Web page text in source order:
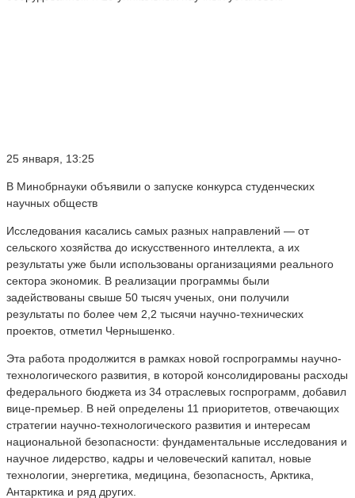
25 января, 13:25
В Минобрнауки объявили о запуске конкурса студенческих
научных обществ
Исследования касались самых разных направлений — от
сельского хозяйства до искусственного интеллекта, а их
результаты уже были использованы организациями реального
сектора экономик. В реализации программы были
задействованы свыше 50 тысяч ученых, они получили
результаты по более чем 2,2 тысячи научно-технических
проектов, отметил Чернышенко.
Эта работа продолжится в рамках новой госпрограммы научно-
технологического развития, в которой консолидированы расходы
федерального бюджета из 34 отраслевых госпрограмм, добавил
вице-премьер. В ней определены 11 приоритетов, отвечающих
стратегии научно-технологического развития и интересам
национальной безопасности: фундаментальные исследования и
научное лидерство, кадры и человеческий капитал, новые
технологии, энергетика, медицина, безопасность, Арктика,
Антарктика и ряд других.